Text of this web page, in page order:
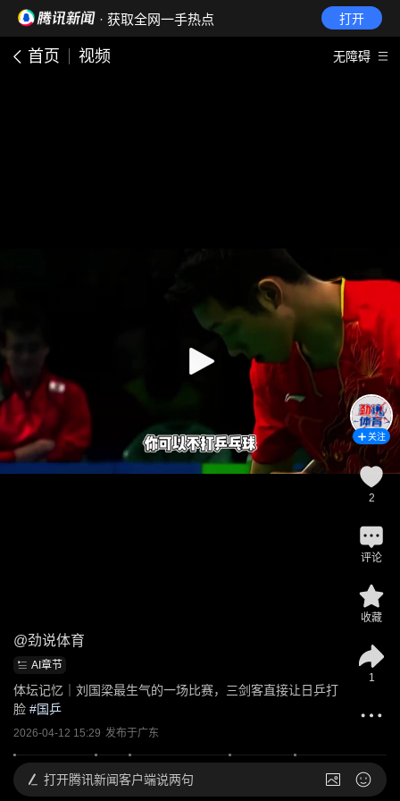
· 获取全网一手热点 打开
首页 视频 无障碍
@劲说体育
AI章节
体坛记忆｜刘国梁最生气的一场比赛，三剑客直接让日乒打
脸 #国乒
2026-04-12 15:29 发布于广东
关注
2
评论
收藏
1
打开腾讯新闻客户端说两句